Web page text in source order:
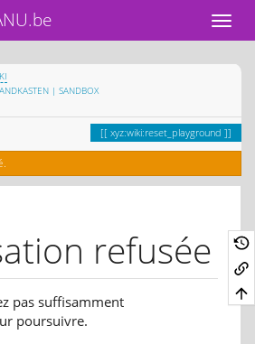
| SANDBOX
xyz:wiki:reset_playground
refusée
pas suffisamment
poursuivre.